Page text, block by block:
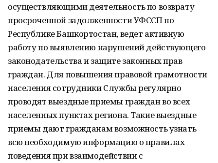
осуществляющими деятельность по возврату
просроченной задолженности УФССП по
Республике Башкортостан, ведет активную
работу по выявлению нарушений действующего
законодательства и защите законных прав
граждан. Для повышения правовой грамотности
населения сотрудники Службы регулярно
проводят выездные приемы граждан во всех
населенных пунктах региона. Такие выездные
приемы дают гражданам возможность узнать
всю необходимую информацию о правилах
поведения при взаимодействии с